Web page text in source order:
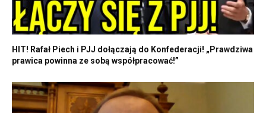
HIT! Rafał Piech i PJJ dołączają do Konfederacji! „Prawdziwa
prawica powinna ze sobą współpracować!”